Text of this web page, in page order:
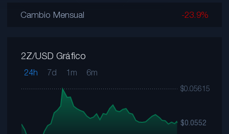
Cambio Mensual -23.9%
2Z/USD Gráfico
24h 7d 1m 6m